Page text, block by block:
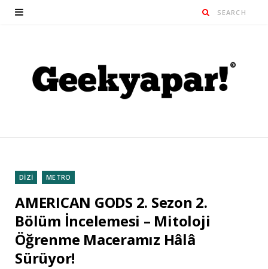
DİZİ METRO
AMERICAN GODS 2. Sezon 2.
Bölüm İncelemesi – Mitoloji
Öğrenme Maceramız Hâlâ
Sürüyor!